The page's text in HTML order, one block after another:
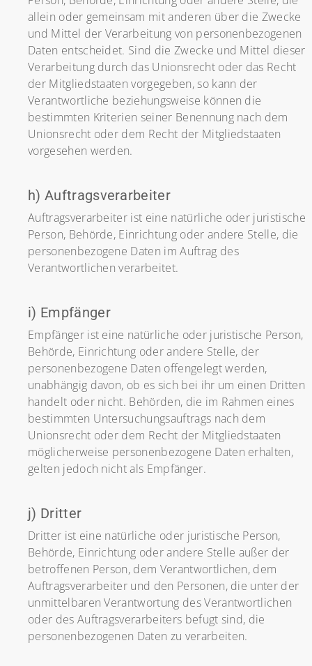
allein oder gemeinsam mit anderen über die Zwecke
und Mittel der Verarbeitung von personenbezogenen
Daten entscheidet. Sind die Zwecke und Mittel dieser
Verarbeitung durch das Unionsrecht oder das Recht
der Mitgliedstaaten vorgegeben, so kann der
Verantwortliche beziehungsweise können die
bestimmten Kriterien seiner Benennung nach dem
Unionsrecht oder dem Recht der Mitgliedstaaten
vorgesehen werden.
h) Auftragsverarbeiter
Auftragsverarbeiter ist eine natürliche oder juristische
Person, Behörde, Einrichtung oder andere Stelle, die
personenbezogene Daten im Auftrag des
Verantwortlichen verarbeitet.
i) Empfänger
Empfänger ist eine natürliche oder juristische Person,
Behörde, Einrichtung oder andere Stelle, der
personenbezogene Daten offengelegt werden,
unabhängig davon, ob es sich bei ihr um einen Dritten
handelt oder nicht. Behörden, die im Rahmen eines
bestimmten Untersuchungsauftrags nach dem
Unionsrecht oder dem Recht der Mitgliedstaaten
möglicherweise personenbezogene Daten erhalten,
gelten jedoch nicht als Empfänger.
j) Dritter
Dritter ist eine natürliche oder juristische Person,
Behörde, Einrichtung oder andere Stelle außer der
betroffenen Person, dem Verantwortlichen, dem
Auftragsverarbeiter und den Personen, die unter der
unmittelbaren Verantwortung des Verantwortlichen
oder des Auftragsverarbeiters befugt sind, die
personenbezogenen Daten zu verarbeiten.